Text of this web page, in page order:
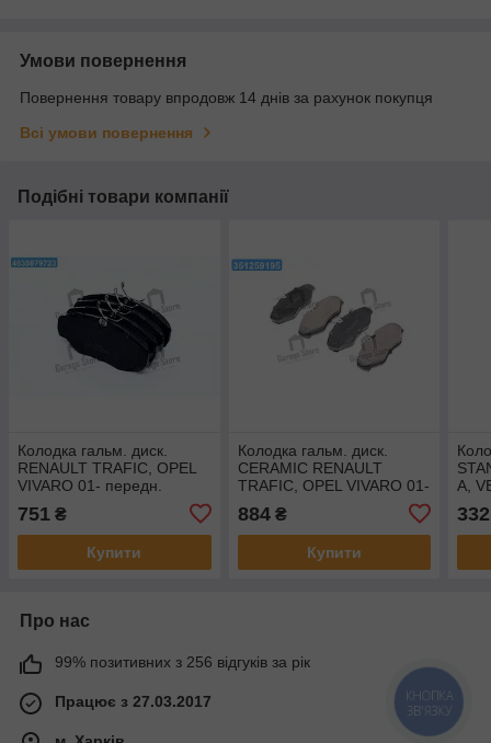
Умови повернення
Повернення товару впродовж 14 днів за рахунок покупця
Всі умови повернення
Подібні товари компанії
Колодка гальм. диск.
RENAULT TRAFIC, OPEL
VIVARO 01- передн.
(RIDER) RD.3323.DB1478
751 ₴
Купити
Колодка гальм. диск.
CERAMIC RENAULT
TRAFIC, OPEL VIVARO 01-
RD.330095PRF
884₴
Купити
A,
332
Про нас
99% позитивних з 256 відгуків за рік
Працює з 27.03.2017 КНОПКА
ЗВ'ЯЗКУ